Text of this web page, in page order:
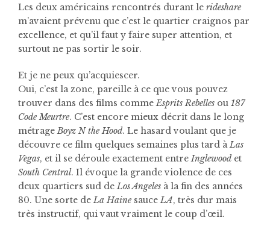
Les deux américains rencontrés durant le rideshare
m’avaient prévenu que c’est le quartier craignos par
excellence, et qu’il faut y faire super attention, et
surtout ne pas sortir le soir.
Et je ne peux qu’acquiescer.
Oui, c’est la zone, pareille à ce que vous pouvez
trouver dans des films commeEsprits Rebelles ou 187
Code Meurtre. C’est encore mieux décrit dans le long
métrageBoyz N the Hood. Le hasard voulant que je
découvre ce film quelques semaines plus tard àLas
Vegas, et il se déroule exactement entreInglewoodet
South Central. Il évoque la grande violence de ces
deux quartiers sud deLos Angeles à la fin des années
80. Une sorte deLa HainesauceLA, très dur mais
très instructif, qui vaut vraiment le coup d’œil.